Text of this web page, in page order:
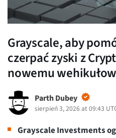
Grayscale, aby
czerpać zyski z
nowemu
Parth Dubey
sierpień 3, 2026 at 09:43
Grayscale Investments